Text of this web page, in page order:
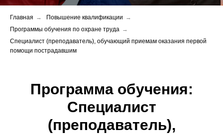
Главная → Повышение квалификации →
Программы обучения по охране труда →
Специалист (преподаватель), обучающий приемам оказания первой
помощи пострадавшим
Программа обучения:
Специалист
(преподаватель),